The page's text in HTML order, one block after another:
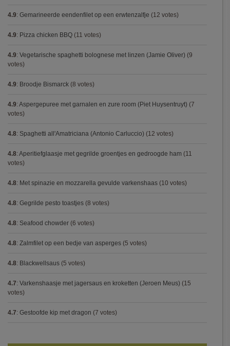
4.9: Gemarineerde eendenfilet op een erwtenzalfje (12 votes)
4.9: Pizza chicken BBQ (11 votes)
4.9: Vegetarische spaghetti bolognese met linzen (Jamie Oliver) (9
votes)
4.9: Broodje Bismarck (8 votes)
4.9: Aspergepuree met garnalen en zure room (Piet Huysentruyt) (7
votes)
4.8: Spaghetti all'Amatriciana (Antonio Carluccio) (12 votes)
4.8: Aperitiefglaasje met gegrilde groentjes en gedroogde ham (11
votes)
4.8: Met spinazie en mozzarella gevulde varkenshaas (10 votes)
4.8: Gegrilde pesto toastjes (8 votes)
4.8: Seafood chowder (6 votes)
4.8: Zalmfilet op een bedje van asperges (5 votes)
4.8: Blackwellsaus (5 votes)
4.7: Varkenshaasje met jagersaus en kroketten (Jeroen Meus) (15
votes)
4.7: Gestoofde kip met dragon (7 votes)